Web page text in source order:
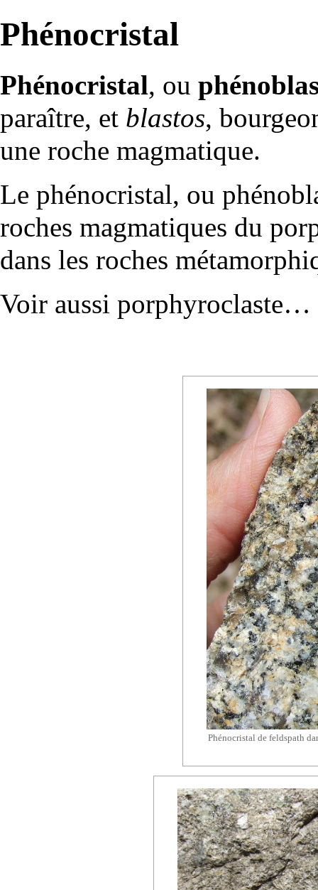
Phénocristal
Phénocristal, ou
paraître, et blastos,
une roche magmatique.
Le phénocristal, ou
roches magmatiques du
dans les roches
Voir aussi porphyroclaste…
Phénocristal de feldspath